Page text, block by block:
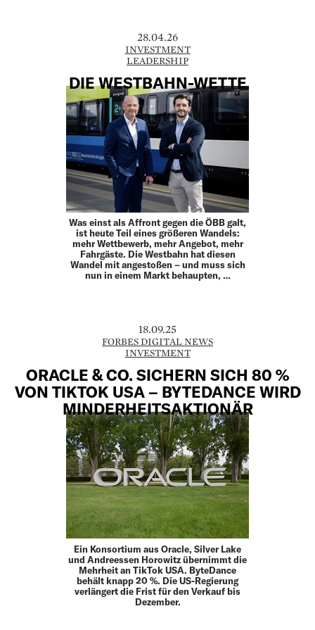
28.04.26
INVESTMENT
LEADERSHIP
DIE WESTBAHN-WETTE
Was einst als Affront gegen die ÖBB galt,
ist heute Teil eines größeren Wandels:
mehr Wettbewerb, mehr Angebot, mehr
Fahrgäste. Die Westbahn hat diesen
Wandel mit angestoßen – und muss sich
nun in einem Markt behaupten, …
18.09.25
FORBES DIGITAL NEWS
INVESTMENT
ORACLE & CO. SICHERN SICH 80 %
VON TIKTOK USA – BYTEDANCE WIRD
MINDERHEITSAKTIONÄR
Ein Konsortium aus Oracle, Silver Lake
und Andreessen Horowitz übernimmt die
Mehrheit an TikTok USA. ByteDance
behält knapp 20 %. Die US-Regierung
verlängert die Frist für den Verkauf bis
Dezember.